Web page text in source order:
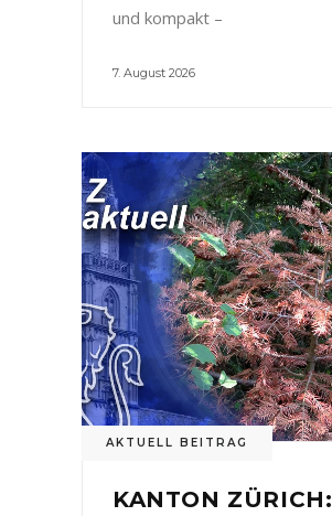
und kompakt –
7. August 2026
AKTUELL BEITRAG
KANTON ZÜRICH: